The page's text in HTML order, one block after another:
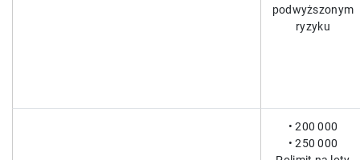
podwyższonym
ryzyku
• 200 000
• 250 000